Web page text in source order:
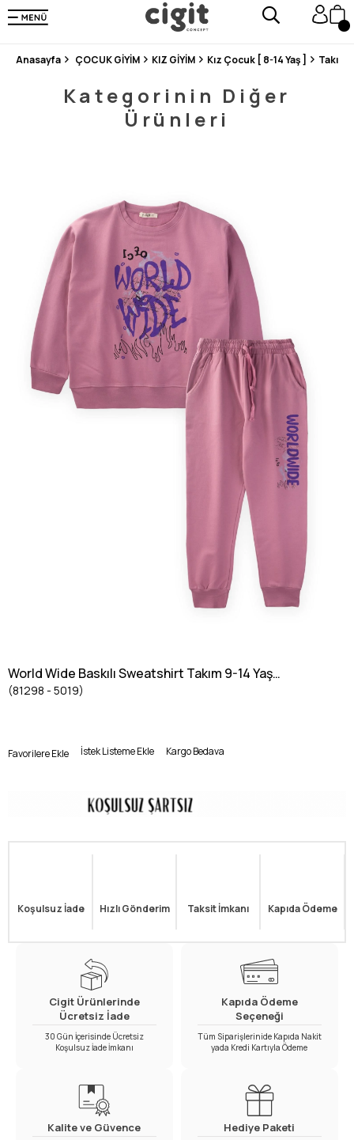
250.000'DEN FAZLA DEĞERLENDİRMEDE 5 ÜZERİNDEN 4.8 PUAN ALDI ⭐⭐⭐⭐⭐
3 MİLYONDAN FAZLA MUTLU MÜŞTERİ ❤️ 10 MİLYON ÜRÜN
Anasayfa ÇOCUK GİYİM KIZ GİYİM Kız Çocuk [ 8-14 Yaş ] Takım
Kategorinin Diğer
Ürünleri
World Wide Baskılı Sweatshirt Takım 9-14 Yaş
Gül Kurusu
(81298 - 5019)
Favorilere Ekle İstek Listeme Ekle Kargo Bedava
Koşulsuz İade Hızlı Gönderim Taksit İmkanı Kapıda Ödeme
Cigit Ürünlerinde
Ücretsiz İade
30 Gün İçerisinde Ücretsiz
Koşulsuz İade İmkanı
Kapıda Ödeme
Seçeneği
Tüm Siparişlerinide Kapıda Nakit
yada Kredi Kartıyla Ödeme
Kalite ve Güvence Hediye Paketi